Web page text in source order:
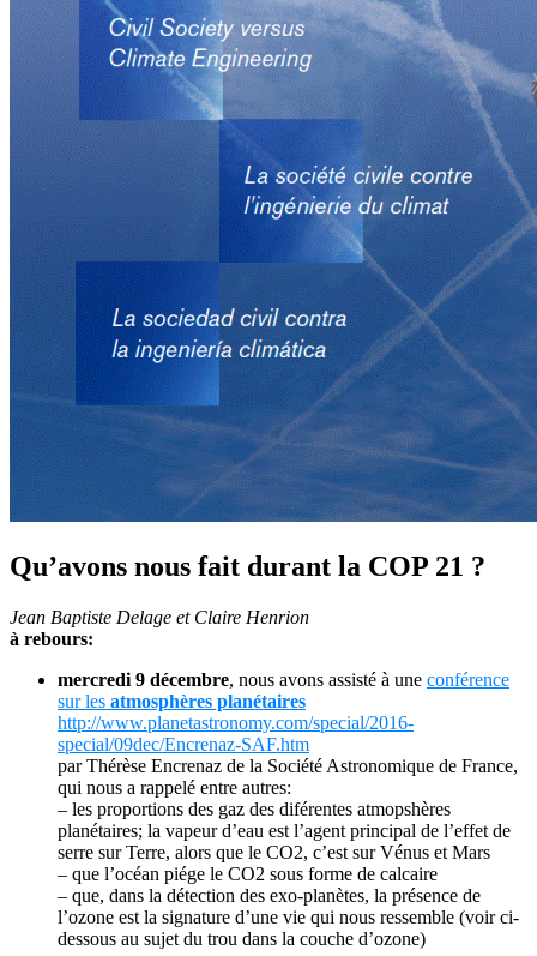
Qu’avons nous fait durant la COP 21 ?
Jean Baptiste Delage et Claire Henrion
à rebours:
mercredi 9 décembre, nous avons assisté à une conférence
sur les atmosphères planétaires
http://www.planetastronomy.com/special/2016-
special/09dec/Encrenaz-SAF.htm
par Thérèse Encrenaz de la Société Astronomique de France,
qui nous a rappelé entre autres:
– les proportions des gaz des diférentes atmopshères
planétaires; la vapeur d’eau est l’agent principal de l’effet de
serre sur Terre, alors que le CO2, c’est sur Vénus et Mars
– que l’océan piége le CO2 sous forme de calcaire
– que, dans la détection des exo-planètes, la présence de
l’ozone est la signature d’une vie qui nous ressemble (voir ci-
dessous au sujet du trou dans la couche d’ozone)